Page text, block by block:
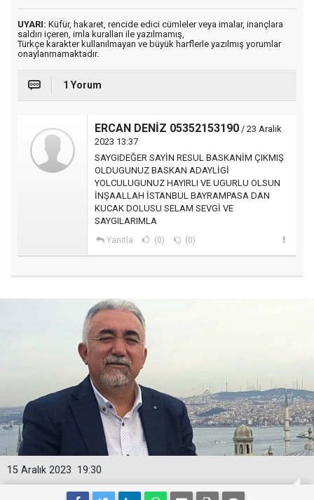
UYARI: Küfür, hakaret, rencide edici cümleler veya imalar, inançlara
saldırı içeren, imla kuralları ile yazılmamış,
Türkçe karakter kullanılmayan ve büyük harflerle yazılmış yorumlar
onaylanmamaktadır.
1 Yorum
ERCAN DENİZ 05352153190 / 23 Aralık
2023 13:37
SAYGIDEĞER SAYİN RESUL BASKANİM ÇIKMIŞ
OLDUGUNUZ BASKAN ADAYLİGİ
YOLCULUGUNUZ HAYIRLI VE UGURLU OLSUN
İNŞAALLAH İSTANBUL BAYRAMPASA DAN
KUCAK DOLUSU SELAM SEVGİ VE
SAYGILARIMLA
Yanıtla (0) (0)
19:30
15 Aralık 2023